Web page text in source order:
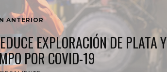
ANTERIOR
EXPLORACIÓN DE PLATA Y
POR COVID-19